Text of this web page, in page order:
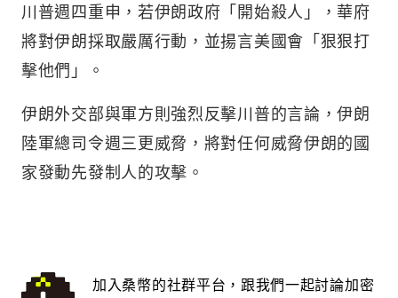
川普週四重申，若伊朗政府「開始殺人」，華府
將對伊朗採取嚴厲行動，並揚言美國會「狠狠打
擊他們」。
伊朗外交部與軍方則強烈反擊川普的言論，伊朗
陸軍總司令週三更威脅，將對任何威脅伊朗的國
家發動先發制人的攻擊。
加入桑幣的社群平台，跟我們一起討論加密